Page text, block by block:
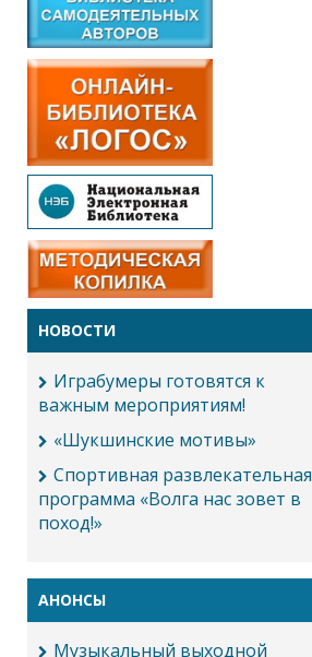
НОВОСТИ
Играбумеры готовятся к
важным мероприятиям!
«Шукшинские мотивы»
Спортивная развлекательная
программа «Волга нас зовет в
поход!»
АНОНСЫ
Музыкальный выходной